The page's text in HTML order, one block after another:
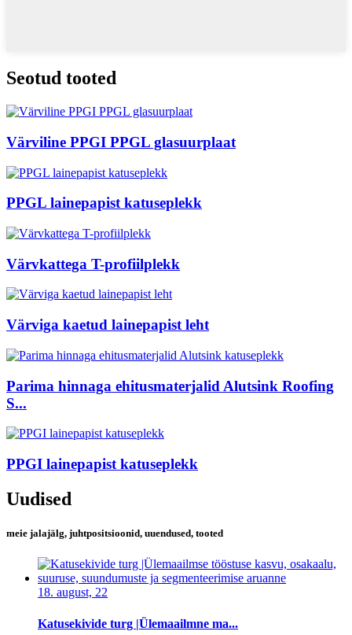
Seotud tooted
Värviline PPGI PPGL glasuurplaat
PPGL lainepapist katuseplekk
Värvkattega T-profiilplekk
Värviga kaetud lainepapist leht
Parima hinnaga ehitusmaterjalid Alutsink Roofing
S...
PPGI lainepapist katuseplekk
Uudised
meie jalajälg, juhtpositsioonid, uuendused, tooted
18. august, 22
Katusekivide turg |Ülemaailmne ma...